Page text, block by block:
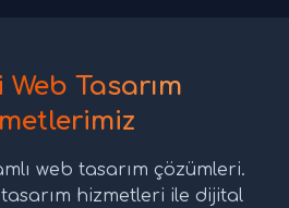
Tasarım
web tasarım çözümleri.
hizmetleri ile dijital